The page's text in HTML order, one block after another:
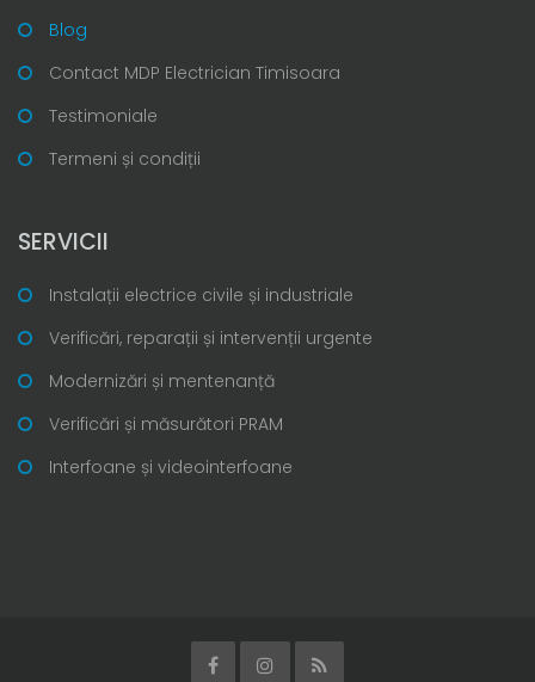
Blog
Contact MDP Electrician Timisoara
Testimoniale
Termeni și condiții
SERVICII
Instalații electrice civile și industriale
Verificări, reparații și intervenții urgente
Modernizări și mentenanță
Verificări și măsurători PRAM
Interfoane și videointerfoane